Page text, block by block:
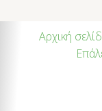
Αρχική